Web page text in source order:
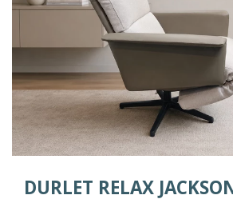
DURLET RELAX